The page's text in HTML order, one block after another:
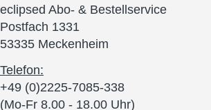
eclipsed Abo- & Bestellservice
Postfach 1331
53335 Meckenheim
Telefon:
+49 (0)2225-7085-338
(Mo-Fr 8.00 - 18.00 Uhr)